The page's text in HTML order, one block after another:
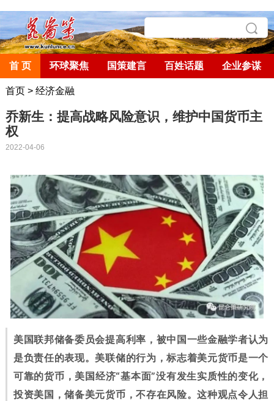
首 页 环球聚焦 国策建言 百姓话题 企业参谋
首页> 经济金融
乔新生：提高战略风险意识，维护中国货币主
权
2022-04-06
美国联邦储备委员会提高利率，被中国一些金融学者认为
是负责任的表现。美联储的行为，标志着美元货币是一个
可靠的货币，美国经济“基本面”没有发生实质性的变化，
投资美国，储备美元货币，不存在风险。这种观点令人担